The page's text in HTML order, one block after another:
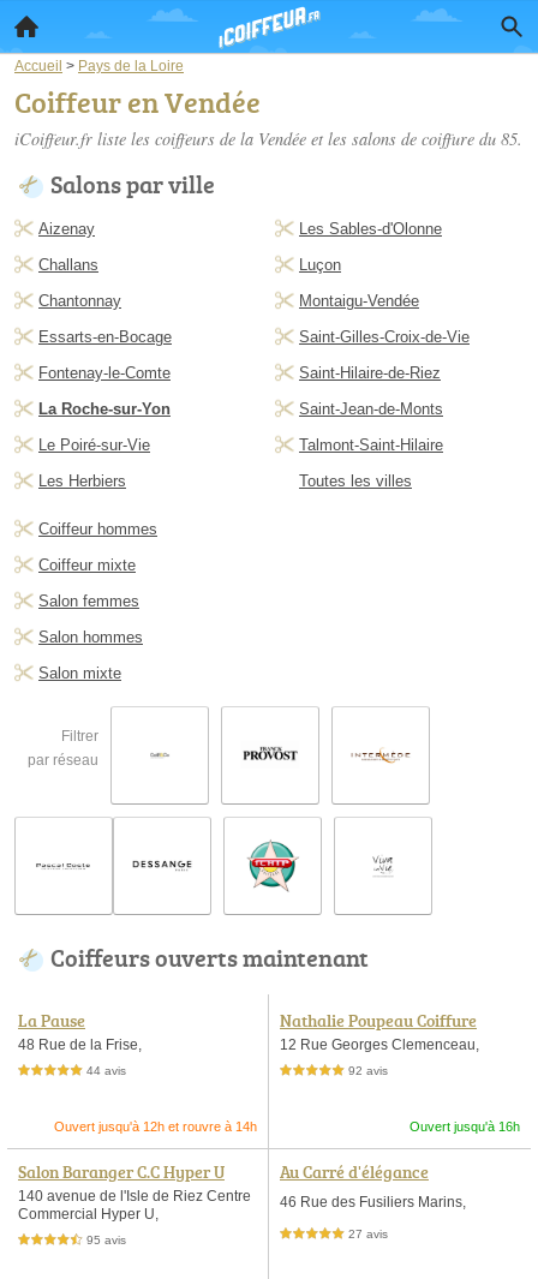
Accueil > Pays de la Loire
Coiffeur en Vendée
iCoiffeur.fr liste les coiffeurs de la Vendée et les salons de coiffure du 85.
Salons par ville
Aizenay
Challans
Chantonnay
Essarts-en-Bocage
Fontenay-le-Comte
La Roche-sur-Yon
Le Poiré-sur-Vie
Les Herbiers
Les Sables-d'Olonne
Luçon
Montaigu-Vendée
Saint-Gilles-Croix-de-Vie
Saint-Hilaire-de-Riez
Saint-Jean-de-Monts
Talmont-Saint-Hilaire
Toutes les villes
Coiffeur hommes
Coiffeur mixte
Salon femmes
Salon hommes
Salon mixte
Filtrer
par réseau
Coiffeurs ouverts maintenant
La Pause
48 Rue de la Frise,
5,0 étoiles sur 5 44 avis
Ouvert jusqu'à 12h et rouvre à 14h
Nathalie Poupeau Coiffure
12 Rue Georges Clemenceau,
5,0 étoiles sur 5 92 avis
Ouvert jusqu'à 16h
Salon Baranger C.C Hyper U
140 avenue de l'Isle de Riez Centre
Commercial Hyper U,
4,5 étoiles sur 5 95 avis
Au Carré d'élégance
46 Rue des Fusiliers Marins,
5,0 étoiles sur 5 27 avis